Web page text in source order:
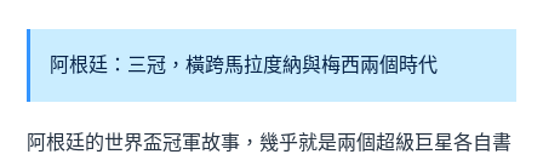
阿根廷：三冠，橫跨馬拉度納與梅西兩個時代
阿根廷的世界盃冠軍故事，幾乎就是兩個超級巨星各自書